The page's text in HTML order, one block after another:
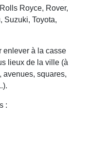
Royce, Rover,
Suzuki, Toyota,
enlever à la casse
lieux de la ville (à
avenues, squares,
: